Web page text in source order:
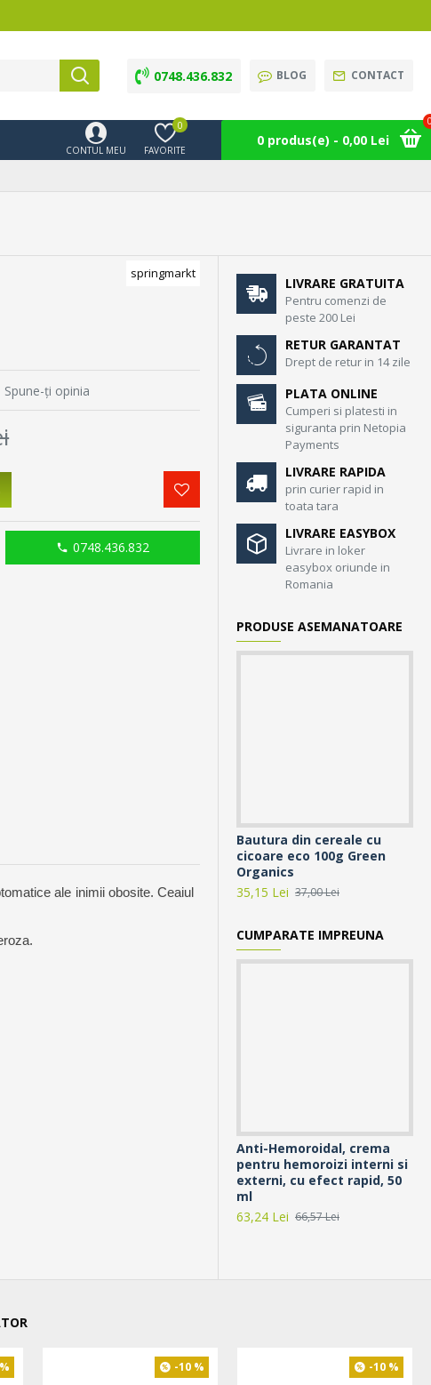
0748.436.832 BLOG CONTACT
CONTUL MEU FAVORITE
0
0 produs(e) - 0,00 Lei
springmarkt
Spune-ţi opinia
0748.436.832
ale inimii obosite. Ceaiul
LIVRARE GRATUITA
Pentru comenzi de
peste 200 Lei
RETUR GARANTAT
Drept de retur in 14 zile
PLATA ONLINE
Cumperi si platesti in
siguranta prin Netopia
Payments
LIVRARE RAPIDA
prin curier rapid in
toata tara
LIVRARE EASYBOX
Livrare in loker
easybox oriunde in
Romania
PRODUSE ASEMANATOARE
Bautura din cereale cu
cicoare eco 100g Green
Organics
35,15 Lei 37,00 Lei
CUMPARATE IMPREUNA
Anti-Hemoroidal, crema
pentru hemoroizi interni si
externi, cu efect rapid, 50
ml
63,24 Lei 66,57 Lei
-5 %
-10 % -10 %